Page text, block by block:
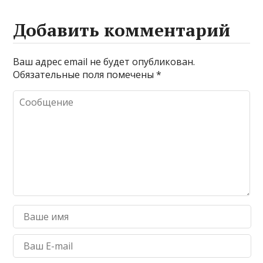
Добавить комментарий
Ваш адрес email не будет опубликован.
Обязательные поля помечены*